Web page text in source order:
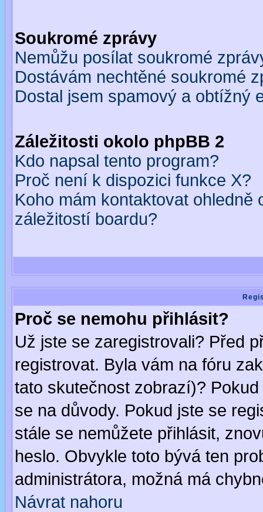
Soukromé zprávy
Nemůžu posílat soukromé
Dostávám nechtěné soukromé
Dostal jsem spamový a obtížný
Záležitosti okolo phpBB 2
Kdo napsal tento program?
Proč není k dispozici funkce X?
Koho mám kontaktovat
záležitostí boardu?
Proč se nemohu přihlásit?
Už jste se zaregistrovali? Před
registrovat. Byla vám na fóru
tato skutečnost zobrazí)?
se na důvody. Pokud jste se
stále se nemůžete přihlásit,
heslo. Obvykle toto bývá ten
administrátora, možná má
Návrat nahoru